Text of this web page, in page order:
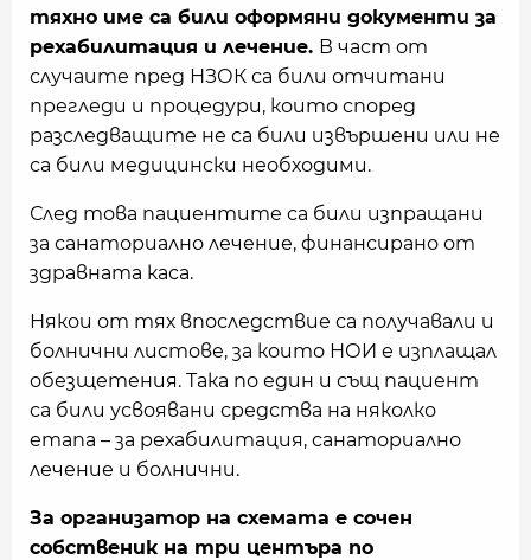
тяхно име са били оформяни документи за
рехабилитация и лечение. В част от
случаите пред НЗОК са били отчитани
прегледи и процедури, които според
разследващите не са били извършени или не
са били медицински необходими.
След това пациентите са били изпращани
за санаториално лечение, финансирано от
здравната каса.
Някои от тях впоследствие са получавали и
болнични листове, за които НОИ е изплащал
обезщетения. Така по един и същ пациент
са били усвоявани средства на няколко
етапа – за рехабилитация, санаториално
лечение и болнични.
За организатор на схемата е сочен
собственик на три центъра по